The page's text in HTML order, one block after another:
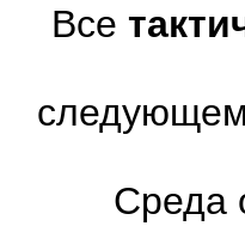
Все
следующем
Среда